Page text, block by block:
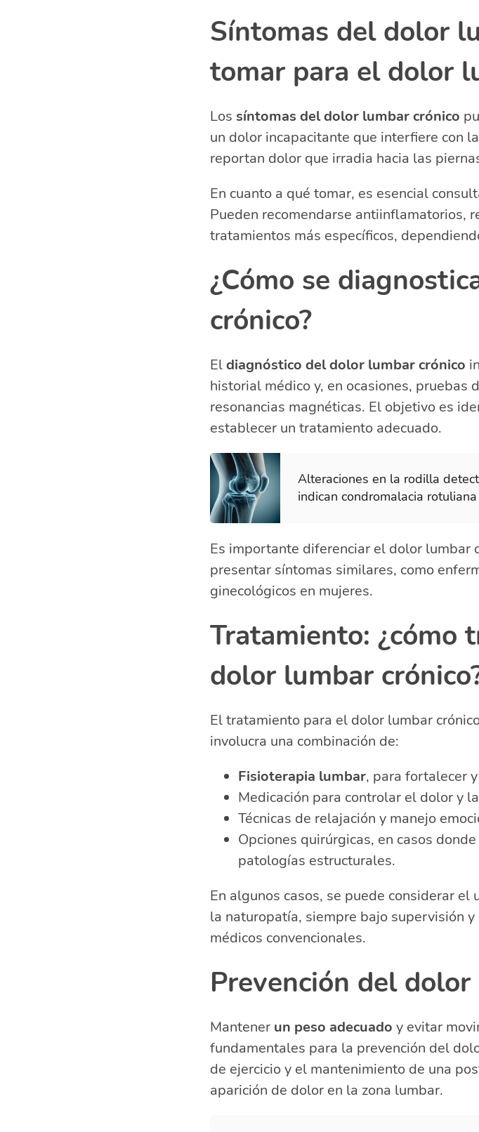
Síntomas del dolor
tomar para el dolor
Los síntomas del dolor lumbar crónico
un dolor incapacitante que interfiere con
reportan dolor que irradia hacia las
En cuanto a qué tomar, es esencial
Pueden recomendarse antiinflamatorios,
tratamientos más específicos,
¿Cómo se
crónico?
Eldiagnóstico del dolor lumbar crónico
historial médico y, en ocasiones, pruebas
resonancias magnéticas. El objetivo es
establecer un tratamiento adecuado.
Alteraciones en la rodilla
indican condromalacia rotuliana
Es importante diferenciar el dolor lumbar
presentar síntomas similares, como
ginecológicos en mujeres.
Tratamiento: ¿cómo
dolor lumbar
El tratamiento para el dolor lumbar
involucra una combinación de:
Fisioterapia lumbar, para fortalecer
Medicación para controlar el dolor y
Técnicas de relajación y manejo
Opciones quirúrgicas, en casos
patologías estructurales.
En algunos casos, se puede considerar
la naturopatía, siempre bajo supervisión
médicos convencionales.
Prevención del
Mantener un peso adecuado y evitar
fundamentales para la prevención del
de ejercicio y el mantenimiento de una
aparición de dolor en la zona lumbar.